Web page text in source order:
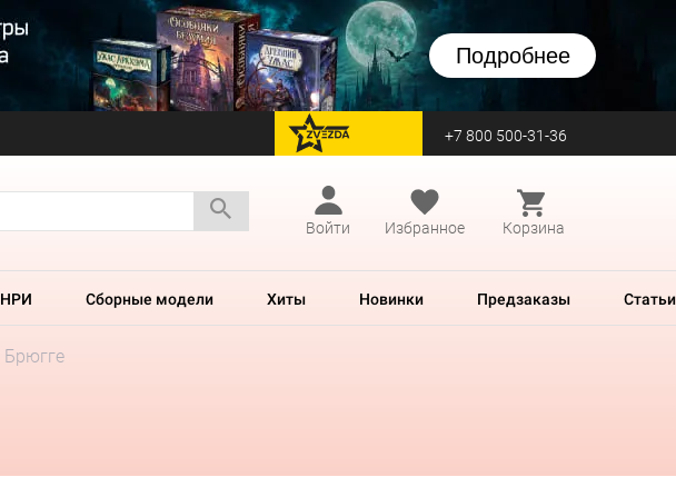
Подробнее
перейти на Zvezda +7 800 500-31-36
Войти
Избранное Корзина
НРИ Сборные модели Хиты Новинки Предзаказы Статьи
Брюгге